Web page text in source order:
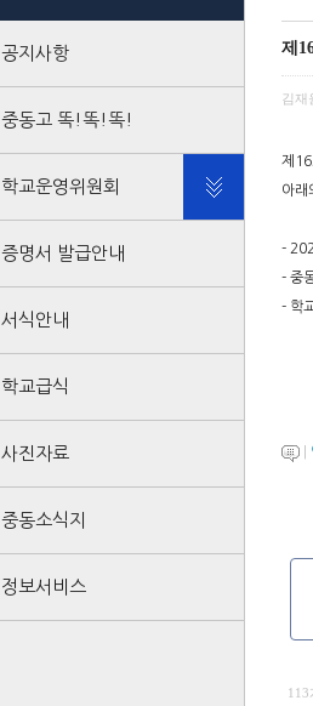
공지사항
중동고 똑!똑!똑!
학교운영위원회
증명서 발급안내
서식안내
학교급식
사진자료
중동소식지
정보서비스
제
김재
제
아래
-
- 중
- 학
113